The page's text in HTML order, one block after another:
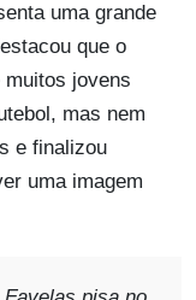
uma grande
que o
muitos jovens
mas nem
e finalizou
uma imagem